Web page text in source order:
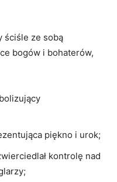
ściśle ze sobą
bogów i bohaterów,
piękno i urok;
kontrolę nad